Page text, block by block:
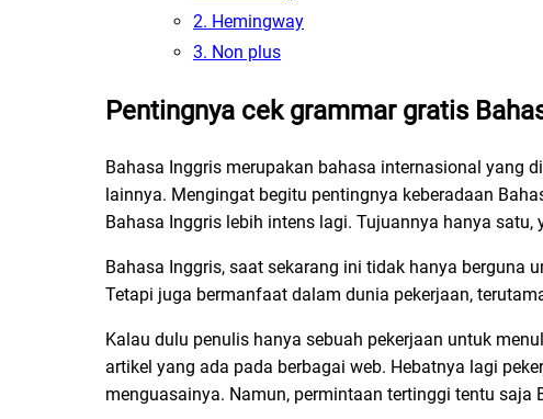
2. Hemingway
3. Non plus
Pentingnya cek grammar gratis
Bahasa Inggris merupakan bahasa internasional yang
lainnya. Mengingat begitu pentingnya keberadaan
Bahasa Inggris lebih intens lagi. Tujuannya hanya
Bahasa Inggris, saat sekarang ini tidak hanya berguna
Tetapi juga bermanfaat dalam dunia pekerjaan,
Kalau dulu penulis hanya sebuah pekerjaan untuk
artikel yang ada pada berbagai web. Hebatnya lagi
menguasainya. Namun, permintaan tertinggi tentu saja